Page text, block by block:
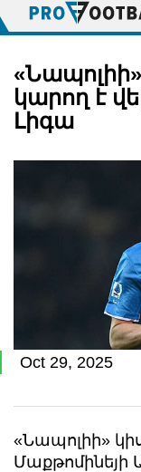
կարող է
Լիգա
Oct 29, 2025
«Նապոլիի»
Մաքթոմինեյի